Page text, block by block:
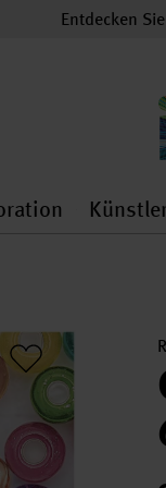
Entdecken